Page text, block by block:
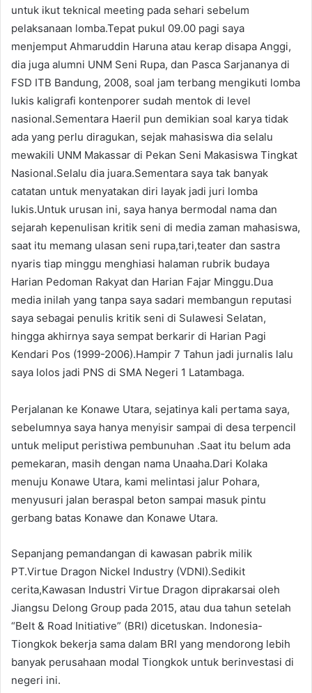
untuk ikut teknical meeting pada sehari sebelum
pelaksanaan lomba.Tepat pukul 09.00 pagi saya
menjemput Ahmaruddin Haruna atau kerap disapa Anggi,
dia juga alumni UNM Seni Rupa, dan Pasca Sarjananya di
FSD ITB Bandung, 2008, soal jam terbang mengikuti lomba
lukis kaligrafi kontenporer sudah mentok di level
nasional.Sementara Haeril pun demikian soal karya tidak
ada yang perlu diragukan, sejak mahasiswa dia selalu
mewakili UNM Makassar di Pekan Seni Makasiswa Tingkat
Nasional.Selalu dia juara.Sementara saya tak banyak
catatan untuk menyatakan diri layak jadi juri lomba
lukis.Untuk urusan ini, saya hanya bermodal nama dan
sejarah kepenulisan kritik seni di media zaman mahasiswa,
saat itu memang ulasan seni rupa,tari,teater dan sastra
nyaris tiap minggu menghiasi halaman rubrik budaya
Harian Pedoman Rakyat dan Harian Fajar Minggu.Dua
media inilah yang tanpa saya sadari membangun reputasi
saya sebagai penulis kritik seni di Sulawesi Selatan,
hingga akhirnya saya sempat berkarir di Harian Pagi
Kendari Pos (1999-2006).Hampir 7 Tahun jadi jurnalis lalu
saya lolos jadi PNS di SMA Negeri 1 Latambaga.
Perjalanan ke Konawe Utara, sejatinya kali pertama saya,
sebelumnya saya hanya menyisir sampai di desa terpencil
untuk meliput peristiwa pembunuhan .Saat itu belum ada
pemekaran, masih dengan nama Unaaha.Dari Kolaka
menuju Konawe Utara, kami melintasi jalur Pohara,
menyusuri jalan beraspal beton sampai masuk pintu
gerbang batas Konawe dan Konawe Utara.
Sepanjang pemandangan di kawasan pabrik milik
PT.Virtue Dragon Nickel Industry (VDNI).Sedikit
cerita,Kawasan Industri Virtue Dragon diprakarsai oleh
Jiangsu Delong Group pada 2015, atau dua tahun setelah
“Belt & Road Initiative” (BRI) dicetuskan. Indonesia-
Tiongkok bekerja sama dalam BRI yang mendorong lebih
banyak perusahaan modal Tiongkok untuk berinvestasi di
negeri ini.